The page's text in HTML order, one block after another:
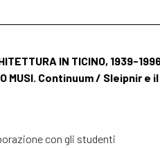
IN TICINO, 1939-
Continuum / Sleipnir e il
con gli studenti